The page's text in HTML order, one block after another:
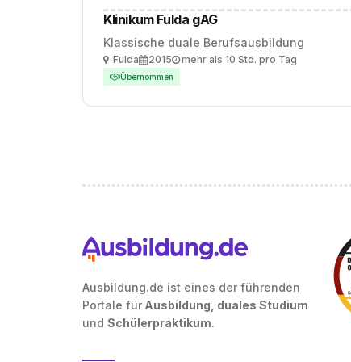
Klinikum Fulda gAG
Klassische duale Berufsausbildung
OrtFuldaAusbildungsbeginn
2015Arbeitszeit
mehr als 10 Std. pro Tag
Übernommen
Ausbildung.de ist eines der führenden
Portale für Ausbildung, duales Studium
und Schülerpraktikum.